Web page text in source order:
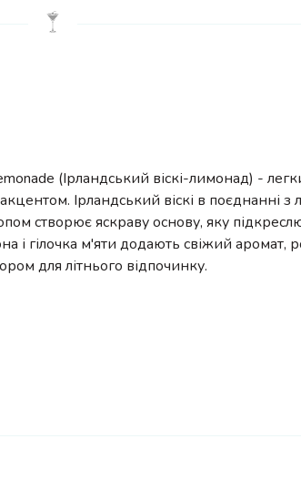
(Ірландський віскі-лимонад) -
Ірландський віскі в поєднанні
створює яскраву основу, яку
і гілочка м'яти додають свіжий аромат,
для літнього відпочинку.